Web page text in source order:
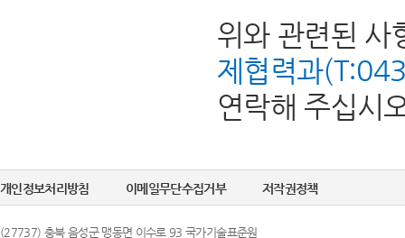
위와 관련된 사
제협력과
연락해 주십시
개인정보처리방침 이메일무단수집거부 저작권정책
(27737) 충북 음성군 맹동면 이수로 93 국가기술표준원